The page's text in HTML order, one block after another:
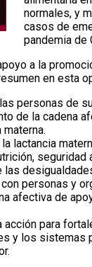
normales, y
casos de
pandemia de
a la
en esta
personas de
de la cadena
materna.
lactancia
seguridad
las
personas y
afectiva de
acción para
y los sistemas